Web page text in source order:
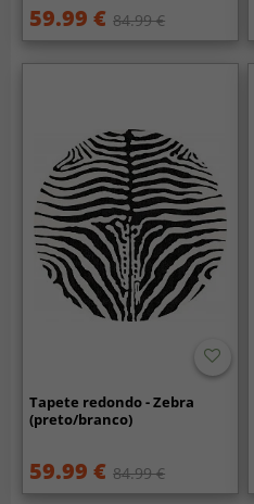
59.99 € 84.99 €
Tapete redondo - Zebra
(preto/branco)
59.99 € 84.99 €